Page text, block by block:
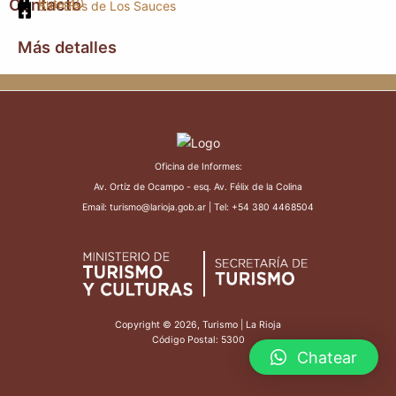
Contacto
Ruta 40
San Blas de Los Sauces
Más detalles
Oficina de Informes:
Av. Ortíz de Ocampo - esq. Av. Félix de la Colina
Email: turismo@larioja.gob.ar | Tel: +54 380 4468504
Copyright © 2026, Turismo | La Rioja
Código Postal: 5300
Chatear